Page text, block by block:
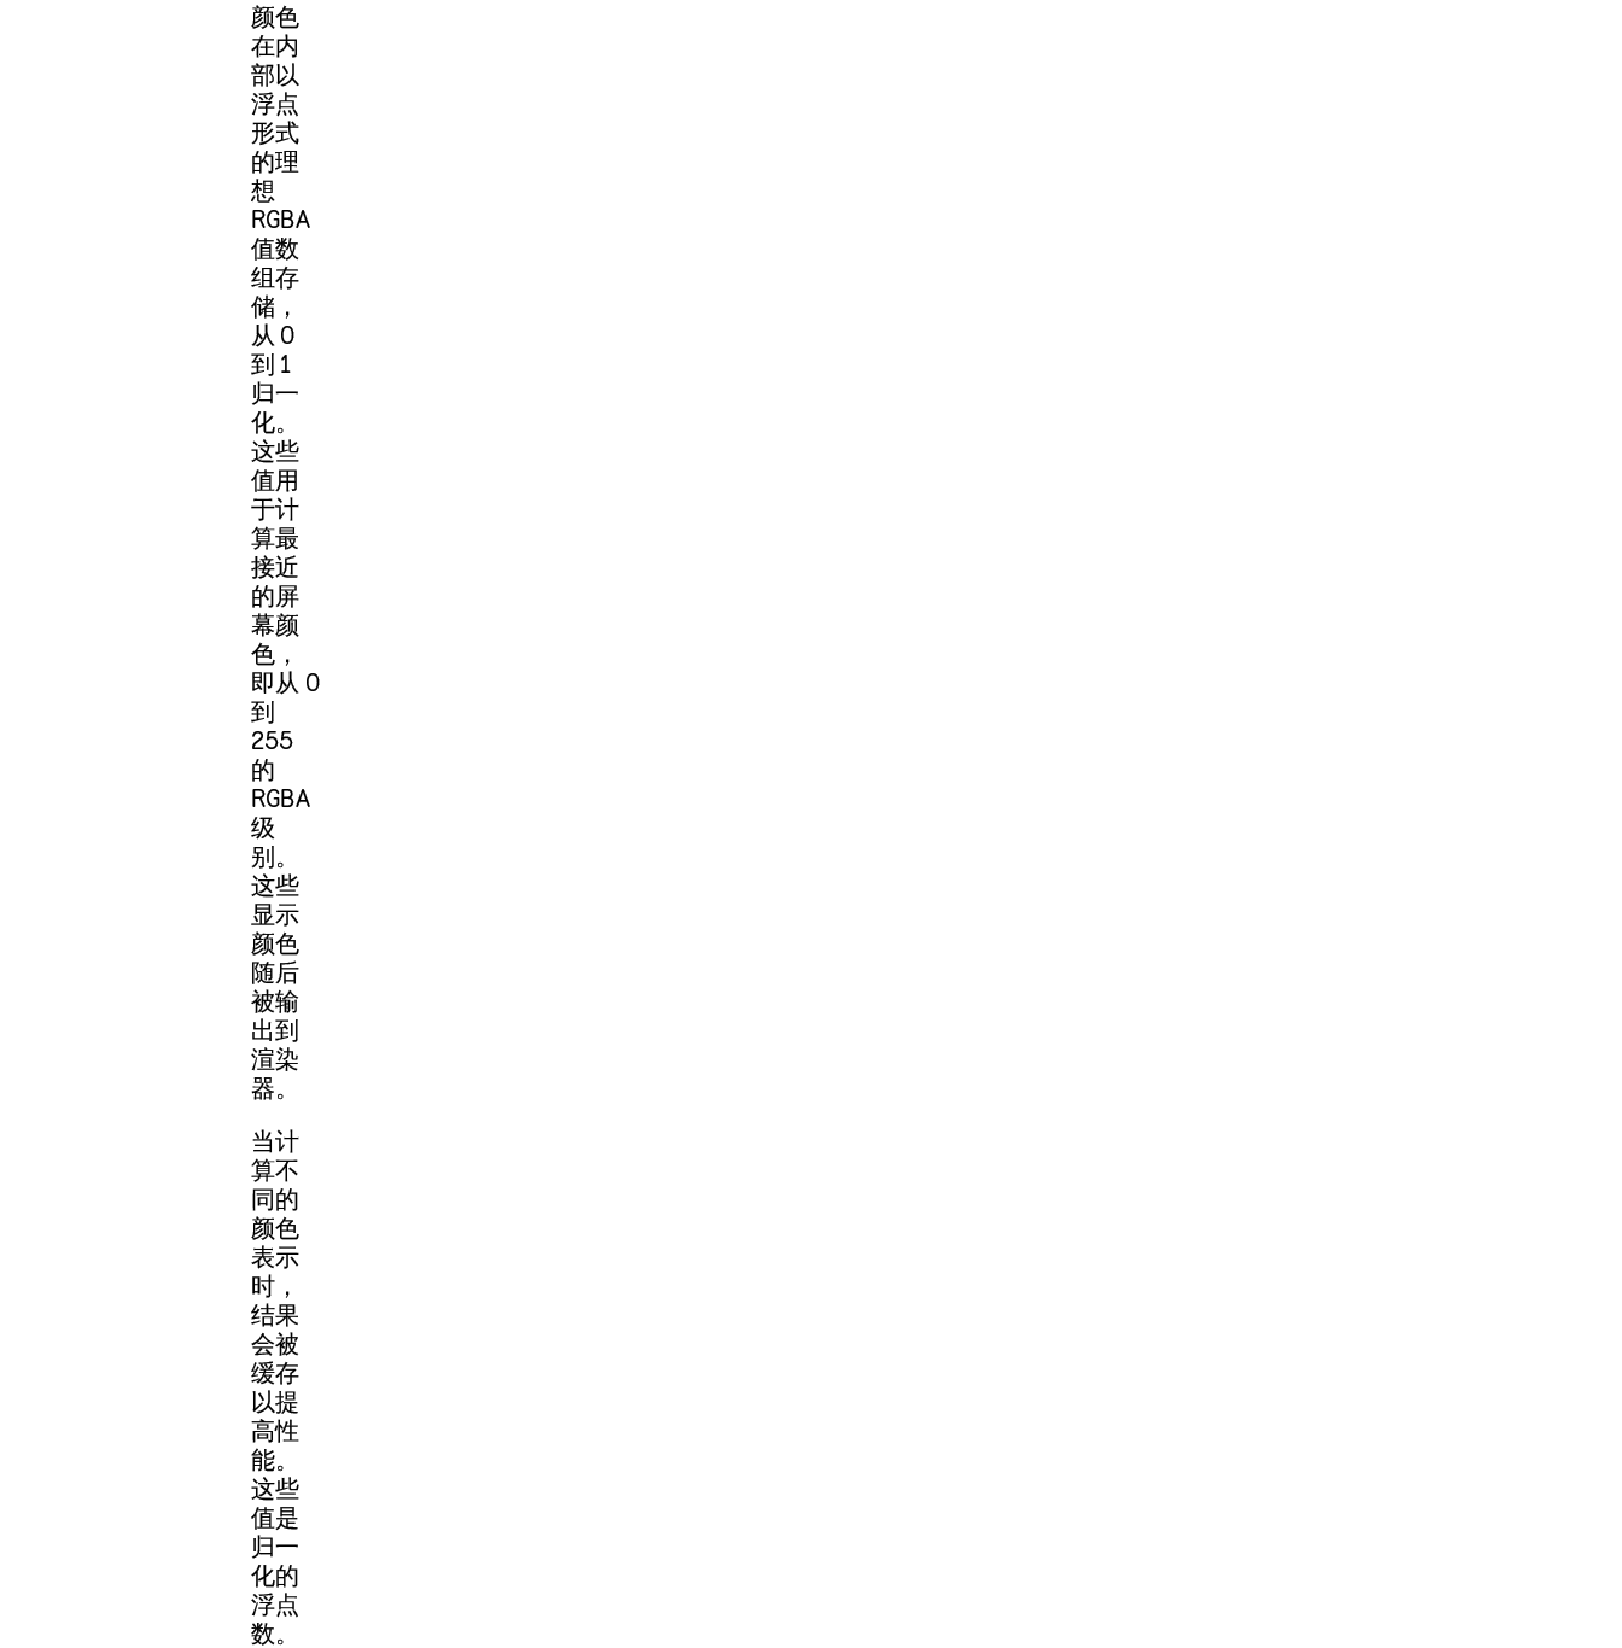
颜色
在内
部以
浮点
形式
的理
想
RGBA
值数
组存
储，
从 0
到 1
归一
化。
这些
值用
于计
算最
接近
的屏
幕颜
色，
即从 0
到
255
的
RGBA
级
别。
这些
显示
颜色
随后
被输
出到
渲染
器。
当计
算不
同的
颜色
表示
时，
结果
会被
缓存
以提
高性
能。
这些
值是
归一
化的
浮点
数。